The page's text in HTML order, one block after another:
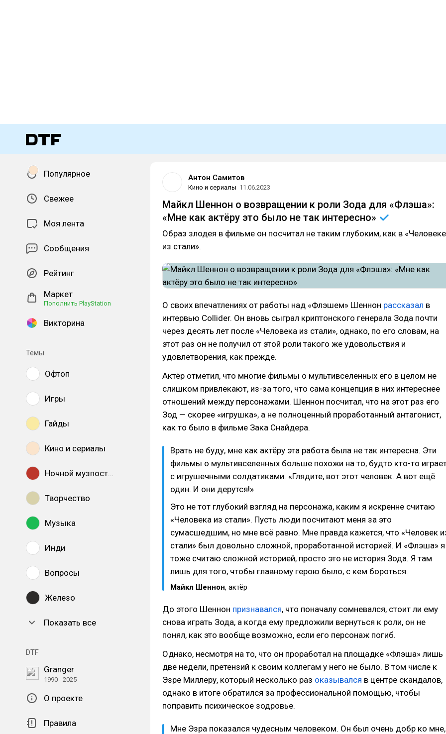
Популярное
Свежее
Моя лента
Сообщения
Рейтинг
Маркет
Пополнить PlayStation
Викторина
Темы
Офтоп
Игры
Гайды
Кино и сериалы
Ночной музпостинг
Творчество
Музыка
Инди
Вопросы
Железо
Показать все
DTF
Granger
1990 - 2025
О проекте
Правила
Антон Самитов
Кино и сериалы 11.06.2023
Майкл Шеннон о возвращении к роли Зода для «Флэша»:
«Мне как актёру это было не так интересно»
Образ злодея в фильме он посчитал не таким глубоким, как в «Человеке
из стали».
О своих впечатлениях от работы над «Флэшем» Шеннон рассказал в
интервью Collider. Он вновь сыграл криптонского генерала Зода почти
через десять лет после «Человека из стали», однако, по его словам, на
этот раз он не получил от этой роли такого же удовольствия и
удовлетворения, как прежде.
Актёр отметил, что многие фильмы о мультивселенных его в целом не
слишком привлекают, из-за того, что сама концепция в них интереснее
отношений между персонажами. Шеннон посчитал, что на этот раз его
Зод — скорее «игрушка», а не полноценный проработанный антагонист,
как то было в фильме Зака Снайдера.
Врать не буду, мне как актёру эта работа была не так интересна. Эти
фильмы о мультивселенных больше похожи на то, будто кто-то
с игрушечными солдатиками. «Глядите, вот этот человек. А вот ещё
один. И они дерутся!»
Это не тот глубокий взгляд на персонажа, каким я искренне считаю
«Человека из стали». Пусть люди посчитают меня за это
сумасшедшим, но мне всё равно. Мне правда кажется, что «Человек
стали» был довольно сложной, проработанной историей. И «Флэша» я
тоже считаю сложной историей, просто это не история Зода. Я там
лишь для того, чтобы главному герою было, с кем бороться.
Майкл Шеннон, актёр
До этого Шеннон признавался, что поначалу сомневался, стоит ли ему
снова играть Зода, а когда ему предложили вернуться к роли, он не
понял, как это вообще возможно, если его персонаж погиб.
Однако, несмотря на то, что он проработал на площадке «Флэша» лишь
две недели, претензий к своим коллегам у него не было. В том числе к
Эзре Миллеру, который несколько раз оказывался в центре скандалов,
однако в итоге обратился за профессиональной помощью, чтобы
поправить психическое зодровье.
Мне Эзра показался чудесным человеком. Он был очень добр ко мне,